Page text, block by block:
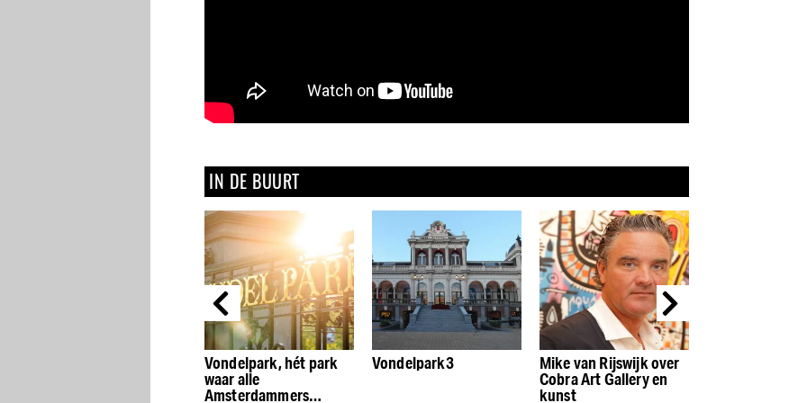
IN DE BUURT
Vondelpark3
Mike van Rijswijk over
VondelGym:
Kickboksen, CrossFit
en yoga in één open hal